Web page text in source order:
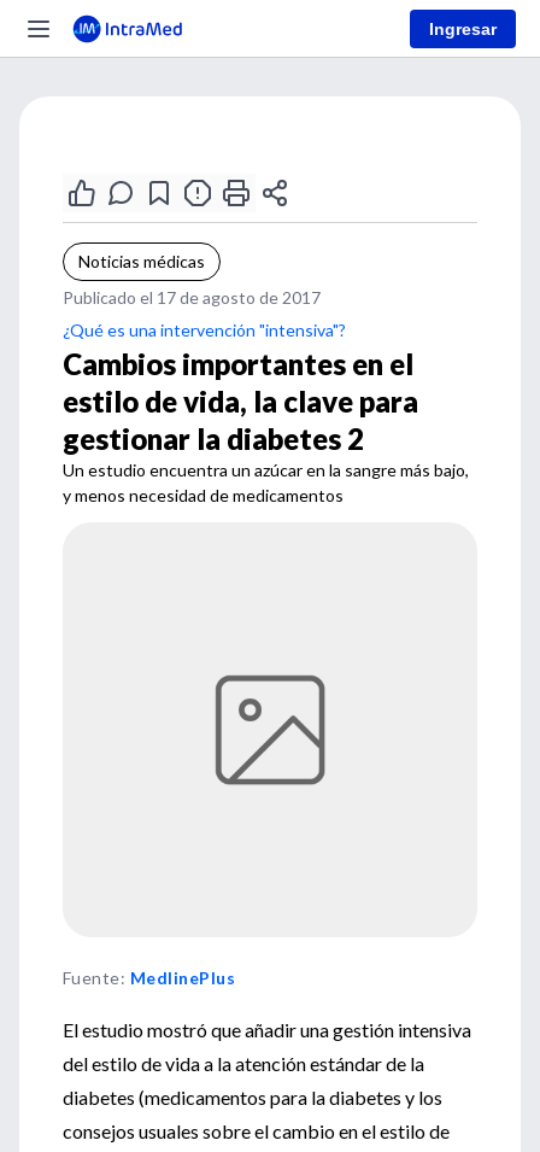
Ingresar
Noticias médicas
Publicado el 17 de agosto de 2017
¿Qué es una intervención "intensiva"?
Cambios importantes en el
estilo de vida, la clave para
gestionar la diabetes 2
Un estudio encuentra un azúcar en la sangre más bajo,
y menos necesidad de medicamentos
Fuente: MedlinePlus
El estudio mostró que añadir una gestión intensiva
del estilo de vida a la atención estándar de la
diabetes (medicamentos para la diabetes y los
consejos usuales sobre el cambio en el estilo de